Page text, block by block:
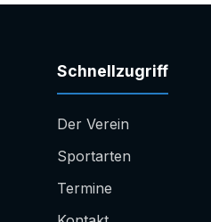
Schnellzugriff
Der Verein
Sportarten
Termine